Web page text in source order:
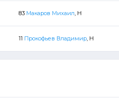
83 Макаров Михаил, Н
11 Прокофьев Владимир, Н